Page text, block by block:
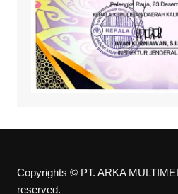
Copyrights © PT. ARKA
reserved.